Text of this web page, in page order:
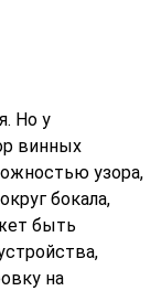
Но у
винных
узора,
бокала,
быть
на